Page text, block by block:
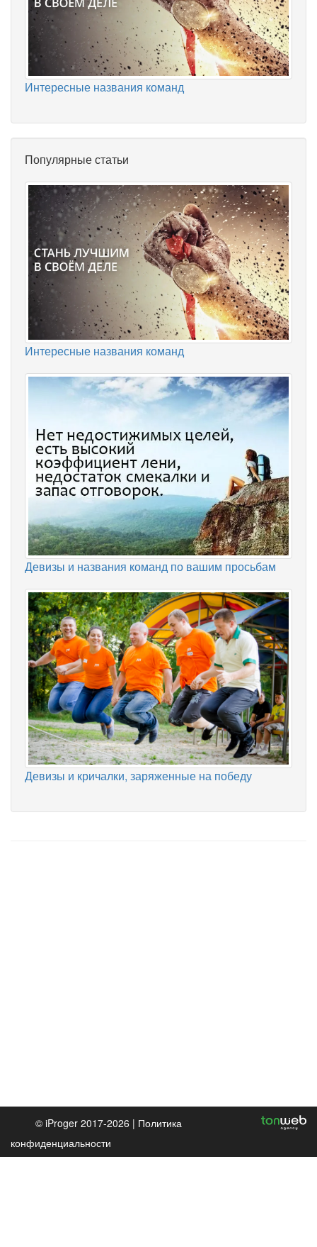
Интересные названия команд
Популярные статьи
Интересные названия команд
Девизы и названия команд по вашим просьбам
Девизы и кричалки, заряженные на победу
© iProger 2017-2026 | Политика
конфиденциальности